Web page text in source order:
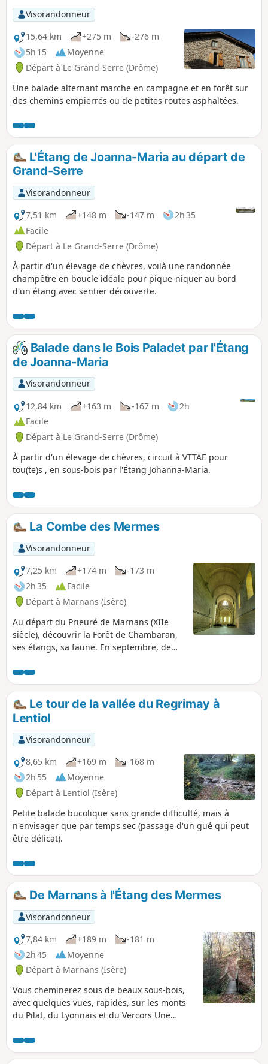
Visorandonneur
15,64 km
+275 m
-276 m
5h 15
Moyenne
Départ à Le Grand-Serre (Drôme)
Une balade alternant marche en campagne et en forêt sur
des chemins empierrés ou de petites routes asphaltées.
L'Étang de Joanna-Maria au départ de
Grand-Serre
Visorandonneur
7,51 km
+148 m -147 m
2h 35
Facile
Départ à Le Grand-Serre (Drôme)
À partir d'un élevage de chèvres, voilà une randonnée
champêtre en boucle idéale pour pique-niquer au bord
d'un étang avec sentier découverte.
Balade dans le Bois Paladet par l'Étang
de Joanna-Maria
Visorandonneur
12,84 km
+163 m -167 m
2h
Facile
Départ à Le Grand-Serre (Drôme)
À partir d'un élevage de chèvres, circuit à VTTAE pour
tou(te)s , en sous-bois par l'Étang Johanna-Maria.
La Combe des Mermes
Visorandonneur
7,25 km
+174 m
-173 m
2h 35
Facile
Départ à Marnans (Isère)
Au départ du Prieuré de Marnans (XIIe
siècle), découvrir la Forêt de Chambaran,
ses étangs, sa faune. En septembre, de
Le tour de la vallée du Regrimay à
Lentiol
Visorandonneur
8,65 km
+169 m
-168 m
2h 55
Moyenne
Départ à Lentiol (Isère)
Petite balade bucolique sans grande difficulté, mais à
n'envisager que par temps sec (passage d'un gué qui peut
être délicat).
De Marnans à l'Étang des Mermes
Visorandonneur
7,84 km
+189 m
-181 m
2h 45
Moyenne
Départ à Marnans (Isère)
Vous cheminerez sous de beaux sous-bois,
avec quelques vues, rapides, sur les monts
du Pilat, du Lyonnais et du Vercors Une
ne cesse de monter et de descendre et
sollicite donc les jambes.